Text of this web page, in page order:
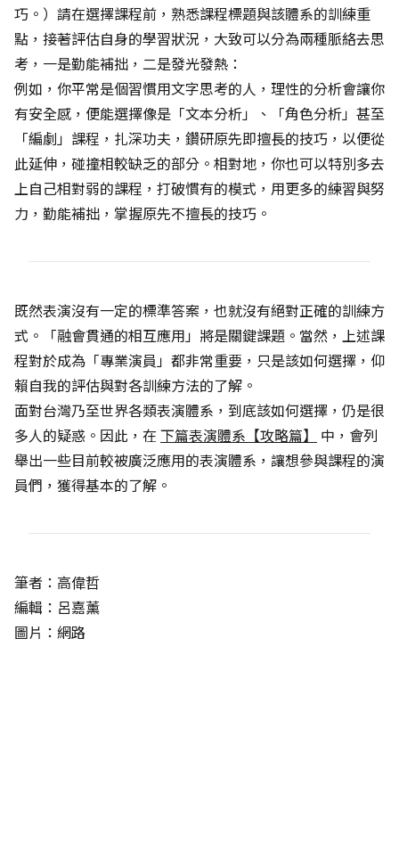
巧。）請在選擇課程前，熟悉課程標題與該體系的訓練重
點，接著評估自身的學習狀況，大致可以分為兩種脈絡去思
考，一是勤能補拙，二是發光發熱：
例如，你平常是個習慣用文字思考的人，理性的分析會讓你
有安全感，便能選擇像是「文本分析」、「角色分析」甚至
「編劇」課程，扎深功夫，鑽研原先即擅長的技巧，以便從
此延伸，碰撞相較缺乏的部分。相對地，你也可以特別多去
上自己相對弱的課程，打破慣有的模式，用更多的練習與努
力，勤能補拙，掌握原先不擅長的技巧。
既然表演沒有一定的標準答案，也就沒有絕對正確的訓練方
式。「融會貫通的相互應用」將是關鍵課題。當然，上述課
程對於成為「專業演員」都非常重要，只是該如何選擇，仰
賴自我的評估與對各訓練方法的了解。
面對台灣乃至世界各類表演體系，到底該如何選擇，仍是很
多人的疑惑。因此，在 下篇表演體系【攻略篇】
中，會列
舉出一些目前較被廣泛應用的表演體系，讓想參與課程的演
員們，獲得基本的了解。
筆者：高偉哲
編輯：呂嘉薰
圖片：網路